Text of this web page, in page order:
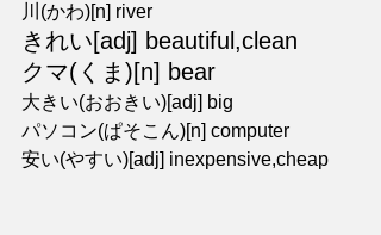
川(かわ)[n] river
きれい[adj] beautiful,clean
クマ(くま)[n] bear
大きい(おおきい)[adj] big
パソコン(ぱそこん)[n] computer
安い(やすい)[adj] inexpensive,cheap